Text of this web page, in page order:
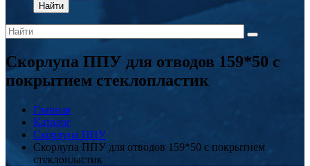
Найти
Скорлупа ППУ для отводов 159*50 с
покрытием стеклопластик
Главная
Каталог
Скорлупа ППУ
Скорлупа ППУ для отводов 159*50 с покрытием
стеклопластик